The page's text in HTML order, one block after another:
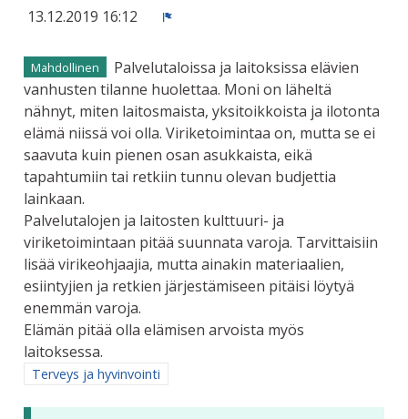
13.12.2019 16:12
Mahdollinen
Palvelutaloissa ja laitoksissa elävien
vanhusten tilanne huolettaa. Moni on läheltä
nähnyt, miten laitosmaista, yksitoikkoista ja ilotonta
elämä niissä voi olla. Viriketoimintaa on, mutta se ei
saavuta kuin pienen osan asukkaista, eikä
tapahtumiin tai retkiin tunnu olevan budjettia
lainkaan.
Palvelutalojen ja laitosten kulttuuri- ja
viriketoimintaan pitää suunnata varoja. Tarvittaisiin
lisää virikeohjaajia, mutta ainakin materiaalien,
esiintyjien ja retkien järjestämiseen pitäisi löytyä
enemmän varoja.
Elämän pitää olla elämisen arvoista myös
laitoksessa.
Rajaa tulokset aihepiirin mukaan: Terveys ja hyvinvointi
Terveys ja hyvinvointi